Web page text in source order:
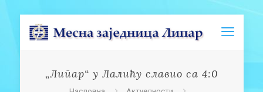
„Липар“ у Лалићу славио са 4:0